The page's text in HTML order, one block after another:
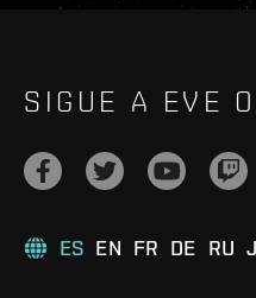
SIGUE A EVE
ES EN FR DE RU